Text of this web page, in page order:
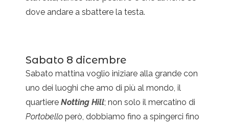
dove andare a sbattere la testa.
Sabato 8 dicembre
Sabato mattina voglio iniziare alla grande con
uno dei luoghi che amo di più al mondo, il
quartiere Notting Hill; non solo il mercatino di
Portobello però, dobbiamo fino a spingerci fino